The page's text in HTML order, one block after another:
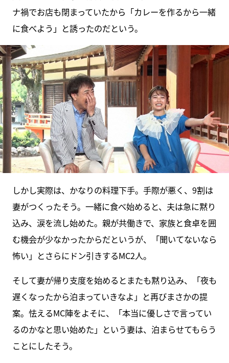
ナ禍でお店も閉まっていたから「カレーを作るから一緒
に食べよう」と誘ったのだという。
しかし実際は、かなりの料理下手。手際が悪く、9割は
妻がつくったそう。一緒に食べ始めると、夫は急に黙り
込み、涙を流し始めた。親が共働きで、家族と食卓を囲
む機会が少なかったからだというが、「聞いてないなら
怖い」とさらにドン引きするMC2人。
そして妻が帰り支度を始めるとまたも黙り込み、「夜も
遅くなったから泊まっていきなよ」と再びまさかの提
案。怯えるMC陣をよそに、「本当に優しさで言ってい
るのかなと思い始めた」という妻は、泊まらせてもらう
ことにしたそう。